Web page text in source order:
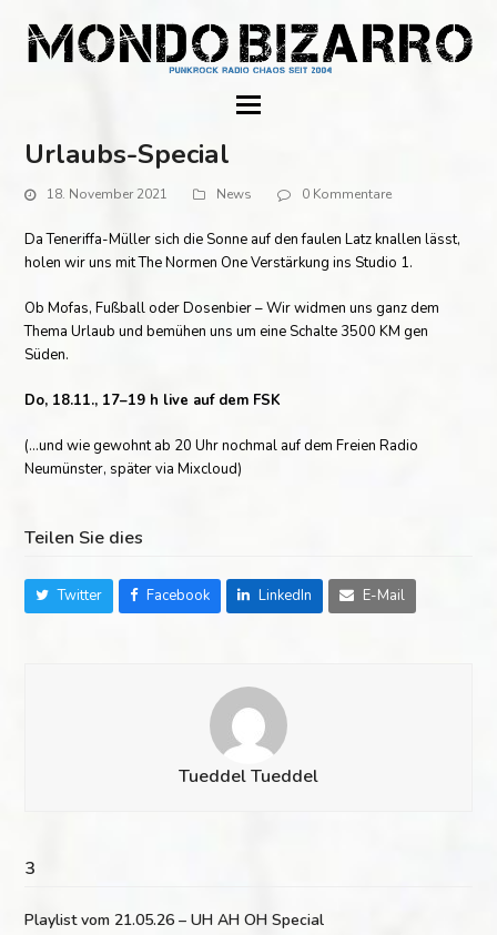
Urlaubs-Special
18. November 2021 News 0 Kommentare
Da Teneriffa-Müller sich die Sonne auf den faulen Latz knallen lässt,
holen wir uns mit The Normen One Verstärkung ins Studio 1.
Ob Mofas, Fußball oder Dosenbier – Wir widmen uns ganz dem
Thema Urlaub und bemühen uns um eine Schalte 3500 KM gen
Süden.
Do, 18.11., 17–19 h live auf dem FSK
(…und wie gewohnt ab 20 Uhr nochmal auf dem Freien Radio
Neumünster, später via Mixcloud)
Teilen Sie dies
Twitter Facebook LinkedIn E-Mail
Tueddel Tueddel
3
Playlist vom 21.05.26 – UH AH OH Special